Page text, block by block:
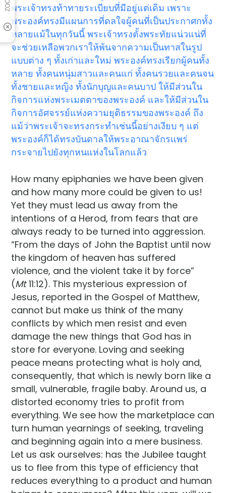
พระเจ้าทรงท้าทายระเบียบที่มีอยู่แต่เดิม เพราะ
พระองค์ทรงมีแผนการที่ดลใจผู้คนที่เป็นประกาศกทั้ง
หลายแม้ในทุกวันนี้ พระเจ้าทรงตั้งพระทัยแน่วแน่ที่
จะช่วยเหลือพวกเราให้พ้นจากความเป็นทาสในรูป
แบบต่าง ๆ ทั้งเก่าและใหม่ พระองค์ทรงเรียกผู้คนทั้ง
หลาย ทั้งคนหนุ่มสาวและคนแก่ ทั้งคนรวยและคนจน
ทั้งชายและหญิง ทั้งนักบุญและคนบาป ให้มีส่วนใน
กิจการแห่งพระเมตตาของพระองค์ และให้มีส่วนใน
กิจการอัศจรรย์แห่งความยุติธรรมของพระองค์ ถึง
แม้ว่าพระเจ้าจะทรงกระทำเช่นนี้อย่างเงียบ ๆ แต่
พระองค์ก็ได้ทรงบันดาลให้พระอาณาจักรแพร่
กระจายไปยังทุกหนแห่งในโลกแล้ว
How many epiphanies we have been given
and how many more could be given to us!
Yet they must lead us away from the
intentions of a Herod, from fears that are
always ready to be turned into aggression.
“From the days of John the Baptist until now
the kingdom of heaven has suffered
violence, and the violent take it by force”
(Mt11:12). This mysterious expression of
Jesus, reported in the Gospel of Matthew,
cannot but make us think of the many
conflicts by which men resist and even
damage the new things that God has in
store for everyone. Loving and seeking
peace means protecting what is holy and,
consequently, that which is newly born like a
small, vulnerable, fragile baby. Around us, a
distorted economy tries to profit from
everything. We see how the marketplace can
turn human yearnings of seeking, traveling
and beginning again into a mere business.
Let us ask ourselves: has the Jubilee taught
us to flee from this type of efficiency that
reduces everything to a product and human